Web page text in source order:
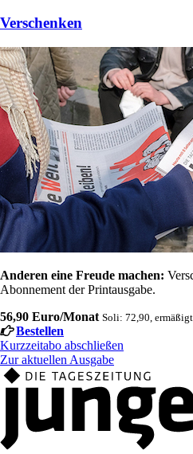
Verschenken
Anderen eine Freude machen:
Abonnement der Printausgabe.
56,90 Euro/Monat Soli: 72,90,
Bestellen
Kurzzeitabo abschließen
Zur aktuellen Ausgabe